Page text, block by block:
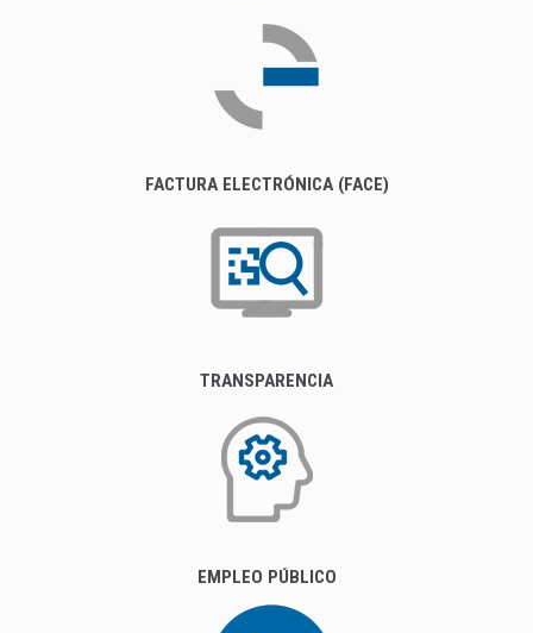
FACTURA ELECTRÓNICA (FACE)
TRANSPARENCIA
EMPLEO PÚBLICO